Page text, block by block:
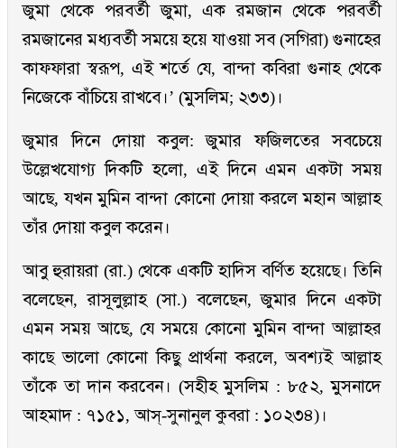
জুমা থেকে পরবর্তী জুমা, এক রমজান থেকে পরবর্তী
রমজানের মধ্যবর্তী সময়ে হয়ে যাওয়া সব (সগিরা) গুনাহের
কাফফারা স্বরূপ, এই শর্তে যে, বান্দা কবিরা গুনাহ থেকে
নিজেকে বাঁচিয়ে রাখবে।’ (মুসলিম; ২৩৩)।
জুমার দিনে দোয়া কবুল: জুমার ফজিলতের সবচেয়ে
উল্লেখযোগ্য দিকটি হলো, এই দিনে এমন একটা সময়
আছে, যখন মুমিন বান্দা কোনো দোয়া করলে মহান আল্লাহ
তাঁর দোয়া কবুল করেন।
আবু হুরায়রা (রা.) থেকে একটি হাদিস বর্ণিত হয়েছে। তিনি
বলেছেন, রাসূলুল্লাহ (সা.) বলেছেন, জুমার দিনে একটা
এমন সময় আছে, যে সময়ে কোনো মুমিন বান্দা আল্লাহর
কাছে ভালো কোনো কিছু প্রার্থনা করলে, অবশ্যই আল্লাহ
তাঁকে তা দান করবেন। (সহীহ মুসলিম : ৮৫২, মুসনাদে
আহমাদ : ৭১৫১, আস্-সুনানুল কুবরা : ১০২৩৪)।